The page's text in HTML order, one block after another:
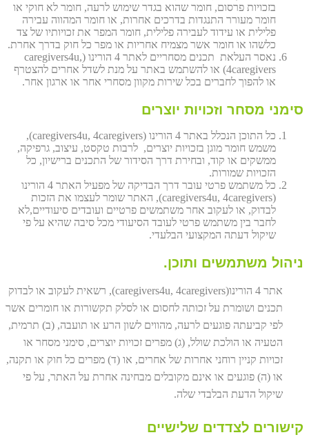
בזכויות פרסום, חומר שהוא בגדר שימוש לרעה, חומר לא חוקי או
חומר מעורר התנגדות בדרכים אחרות, או חומר המהווה עבירה
פלילית או עידוד לעבירה פלילית, חומר המפר את זכויותיו של צד
כלשהו או חומר אשר מצמיח אחריות או מפר כל חוק בדרך אחרת.
נאסר העלאת תכנים מסחריים לאתר 4 הורינו (caregivers4u,
4caregivers) או להשתמש באתר על מנת לשדל אחרים להצטרף
או להפוך לחברים בכל שירות מקוון מסחרי אחר או ארגון אחר.
סימני מסחר וזכויות יוצרים
כל התוכן הנכלל באתר 4 הורינו (caregivers4u, 4caregivers),
משמש חומר מוגן בזכויות יוצרים, לרבות טקסט, עיצוב, גרפיקה,
ממשקים או קוד, ובחירת דרך הסידור של התכנים ברישיון, כל
הזכויות שמורות.
כל משתמש פרטי עובר דרך הבדיקה של מפעיל האתר 4 הורינו
(caregivers4u, 4caregivers), האתר שומר לעצמו את הזכות
לבדוק, או לעקוב אחר משתמשים פרטיים ועובדים סיעודיים,לא
לחבר בין משתמש פרטי לעובד הסיעודי מכל סיבה שהיא על פי
שיקול דעתה המקצועי הבלעדי.
ניהול משתמשים ותוכן.
אתר 4 הורינו(caregivers4u, 4caregivers), רשאית לעקוב או לבדוק
תכנים ושומרת על זכותה לחסום או לסלק תקשורות או חומרים אשר
לפי קביעתה פוגעים לרעה, מהווים לשון הרע או תועבה, (ב) תרמית,
הטעיה או הולכת שולל, (ג) מפרים זכויות יוצרים, סימני מסחר או
זכויות קניין רוחני אחרות של אחרים, או (ד) מפרים כל חוק או תקנה,
או (ה) פוגעים או אינם מקובלים מבחינה אחרת על האתר, על פי
שיקול הדעת הבלבדי שלה.
קישורים לצדדים שלישיים